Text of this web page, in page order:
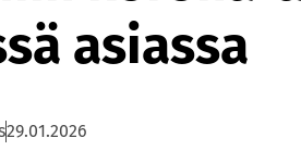
asiassa
29.01.2026